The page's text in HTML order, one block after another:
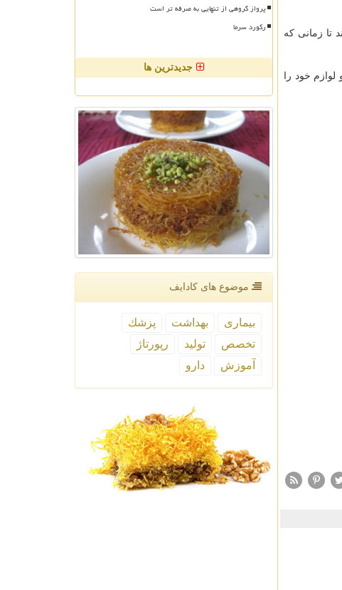
تا زمانی که
خود را
پرواز گروهی از تنهایی به صرفه تر است
رکورد سرما
جدیدترین ها
موضوع های كادایف
بیماری بهداشت
پزشك
تخصص
تولید
رپورتاژ
آموزش
دارو